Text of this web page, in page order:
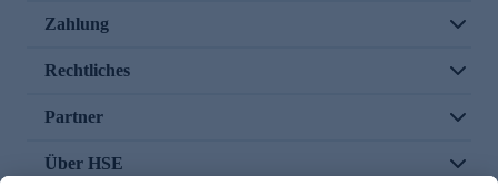
Zahlung
Rechtliches
Partner
Über HSE